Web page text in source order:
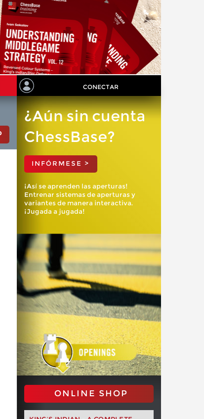
CONECTAR
¿Aún sin cuenta
ChessBase?
INFÓRMESE >
¡Así se aprenden las aperturas!
Entrenar sistemas de aperturas y
variantes de manera interactiva.
¡Jugada a jugada!
ONLINE SHOP